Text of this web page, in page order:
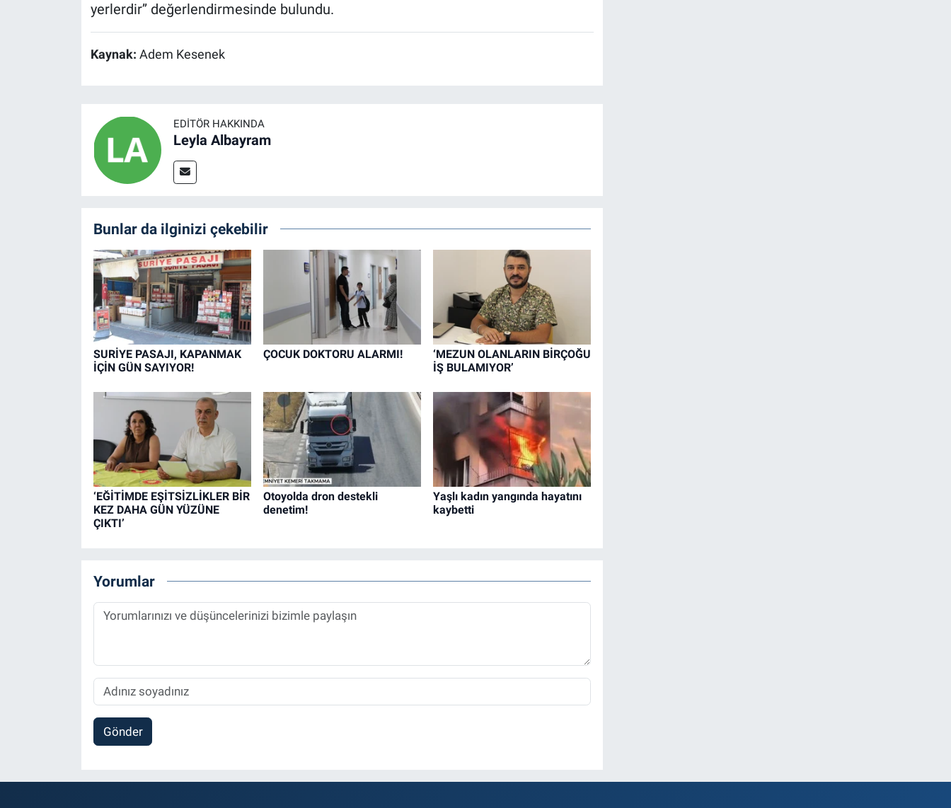
yerlerdir’’ değerlendirmesinde bulundu.
Kaynak: Adem Kesenek
EDITÖR HAKKINDA
Leyla Albayram
Bunlar da ilginizi çekebilir
SURİYE PASAJI, KAPANMAK
İÇİN GÜN SAYIYOR!
ÇOCUK DOKTORU ALARMI!
‘MEZUN OLANLARIN BİRÇOĞU
İŞ BULAMIYOR’
‘EĞİTİMDE EŞİTSİZLİKLER BİR
KEZ DAHA GÜN YÜZÜNE
ÇIKTI’
Otoyolda dron destekli
denetim!
Yaşlı kadın yangında hayatını
kaybetti
Yorumlar
Gönder